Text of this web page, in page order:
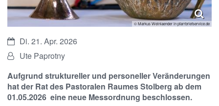
© Markus Weinlaender in pfarrbriefservice.de
Datum:Di. 21. Apr. 2026
Von:Ute Paprotny
Aufgrund struktureller und personeller Veränderungen
hat der Rat des Pastoralen Raumes Stolberg ab dem
01.05.2026 eine neue Messordnung beschlossen.